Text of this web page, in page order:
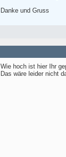
Danke und Gruss
Wie hoch ist hier Ihr
Das wäre leider nicht